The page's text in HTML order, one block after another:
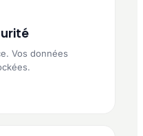
Vos données